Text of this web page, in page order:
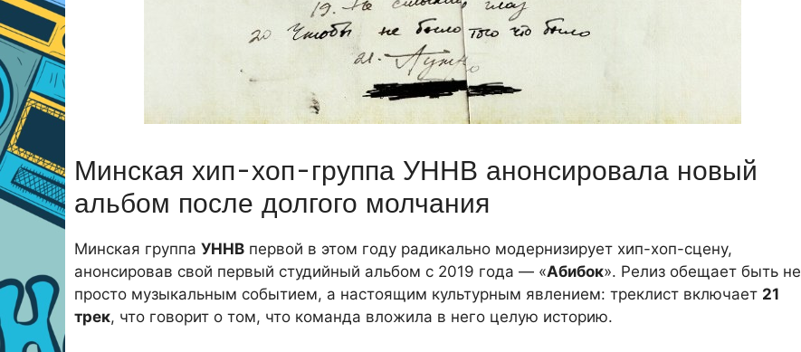
Минская хип-хоп-группа УННВ анонсировала новый
альбом после долгого молчания
Минская группа УННВ первой в этом году радикально модернизирует хип-хоп-сцену,
анонсировав свой первый студийный альбом с 2019 года — «Абибок». Релиз обещает быть не
просто музыкальным событием, а настоящим культурным явлением: треклист включает 21
трек, что говорит о том, что команда вложила в него целую историю.